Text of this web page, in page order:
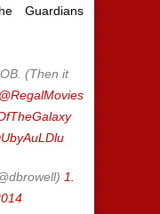
Guardians
(Then it
@RegalMovies
1.